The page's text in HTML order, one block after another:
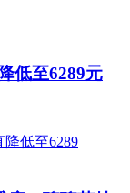
低至6289元